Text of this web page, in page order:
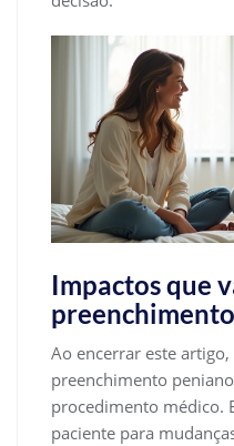
Impactos que
preenchimento
Ao encerrar este
preenchimento
procedimento médico.
paciente para